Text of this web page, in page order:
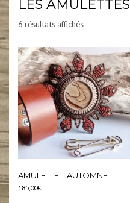
LES AMULETTES
6 résultats affichés
AMULETTE – AUTOMNE
185,00€